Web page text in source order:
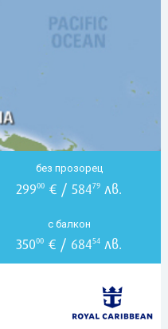
без прозорец
29900 € / 58479 лв.
с балкон
35000 € / 68454 лв.